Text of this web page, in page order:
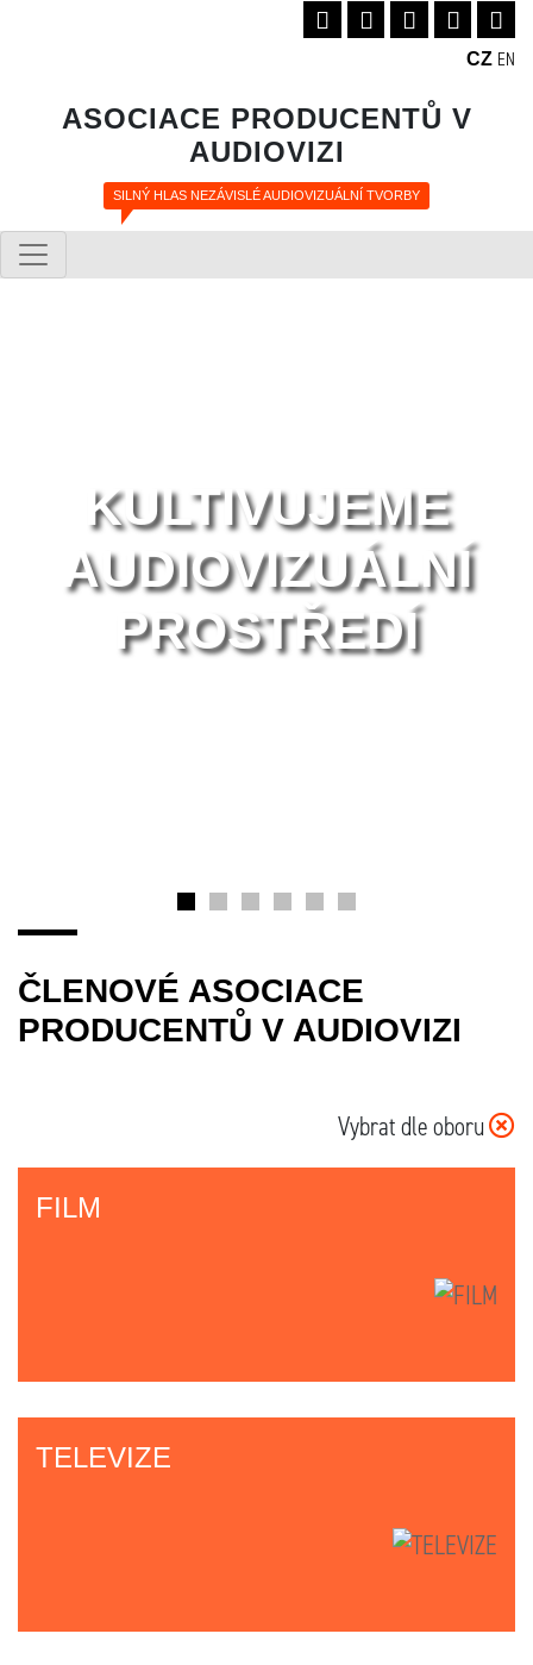
CZ EN
ASOCIACE PRODUCENTŮ V
AUDIOVIZI
SILNÝ HLAS NEZÁVISLÉ AUDIOVIZUÁLNÍ TVORBY
KULTIVUJEME
AUDIOVIZUÁLNÍ
PROSTŘEDÍ
ČLENOVÉ ASOCIACE
PRODUCENTŮ V AUDIOVIZI
Vybrat dle oboru
FILM
TELEVIZE